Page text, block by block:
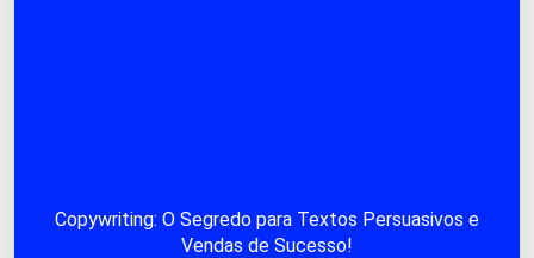
Copywriting: O Segredo para Textos Persuasivos e
Vendas de Sucesso!